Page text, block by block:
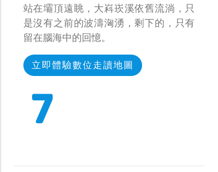
站在壩頂遠眺，大嵙崁溪依舊流淌，只
是沒有之前的波濤洶湧，剩下的，只有
留在腦海中的回憶。
立即體驗數位走讀地圖
11